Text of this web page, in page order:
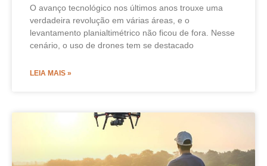
O avanço tecnológico nos últimos anos trouxe uma
verdadeira revolução em várias áreas, e o
levantamento planialtimétrico não ficou de fora. Nesse
cenário, o uso de drones tem se destacado
LEIA MAIS »